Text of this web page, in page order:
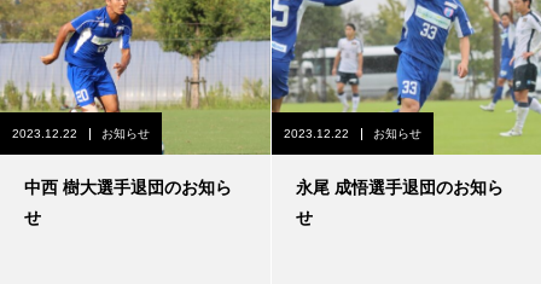
2023.12.22 お知らせ
中西 樹大選手退団のお知ら
せ
2023.12.22 お知らせ
永尾 成悟選手退団のお知ら
せ